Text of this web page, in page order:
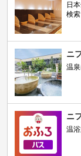
日
検索
ニ
温
ニ
温